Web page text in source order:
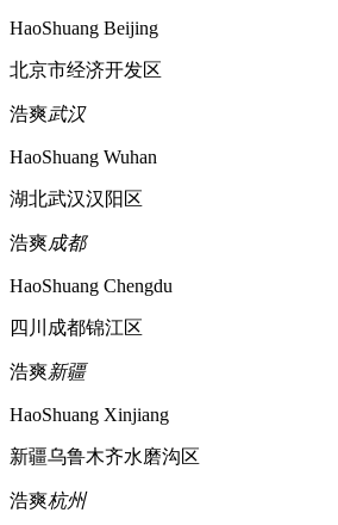
HaoShuang Beijing
北京市经济开发区
浩爽武汉
HaoShuang Wuhan
湖北武汉汉阳区
浩爽成都
HaoShuang Chengdu
四川成都锦江区
浩爽新疆
HaoShuang Xinjiang
新疆乌鲁木齐水磨沟区
浩爽杭州